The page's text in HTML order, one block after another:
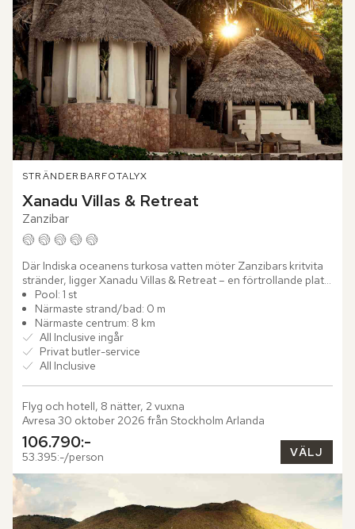
STRÄNDER BARFOTALYX
Xanadu Villas & Retreat
Zanzibar
Där Indiska oceanens turkosa vatten möter Zanzibars kritvita
stränder, ligger Xanadu Villas & Retreat – en förtrollande plats
där lyx och natur smälter samman. Här väcks dina...
Pool: 1 st
Närmaste strand/bad: 0 m
Närmaste centrum: 8 km
All Inclusive ingår
Privat butler-service
All Inclusive
Flyg och hotell, 8 nätter, 2 vuxna
Avresa 30 oktober 2026 från Stockholm Arlanda
106.790:-
53.395:-/person VÄLJ